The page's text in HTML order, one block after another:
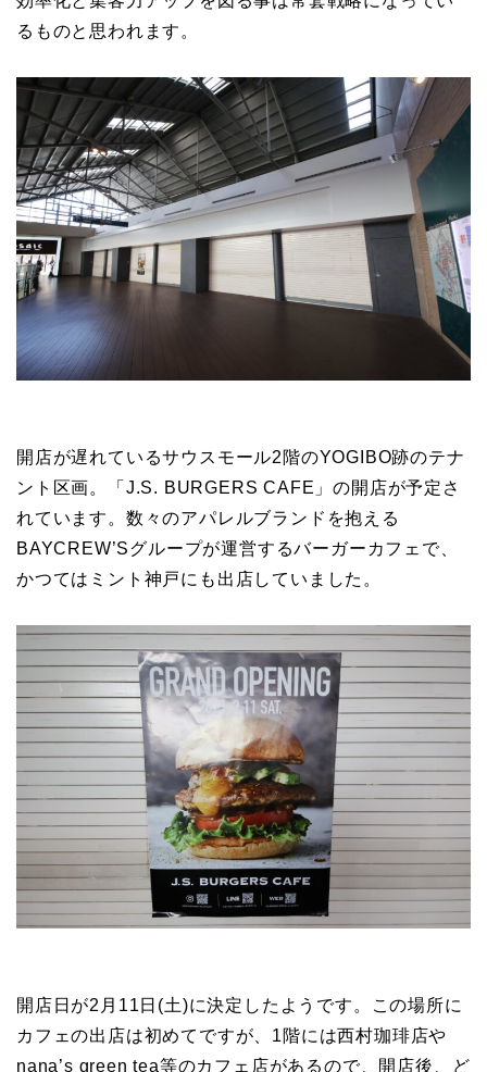
るものと思われます。
開店が遅れているサウスモール2階のYOGIBO跡のテナ
ント区画。「J.S. BURGERS CAFE」の開店が予定さ
れています。数々のアパレルブランドを抱える
BAYCREW’Sグループが運営するバーガーカフェで、
かつてはミント神戸にも出店していました。
開店日が2月11日(土)に決定したようです。この場所に
カフェの出店は初めてですが、1階には西村珈琲店や
nana’s green tea等のカフェ店があるので、開店後、ど